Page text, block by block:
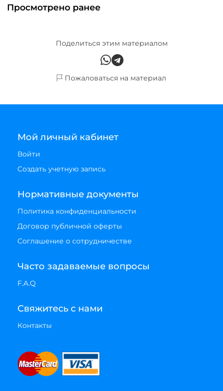
Просмотрено ранее
Поделиться этим материалом
Пожаловаться на материал
Мой личный кабинет
Войти
Создать учетную запись
Нормативные документы
Политика конфиденциальности
Договор публичной оферты
Соглашение о сотрудничестве
Часто задаваемые вопросы
F.A.Q
Свяжитесь с нами
Контакты